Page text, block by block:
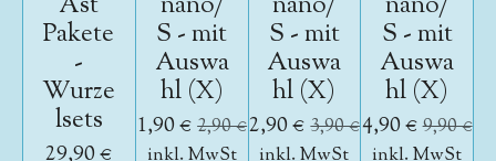
Pakete
-
Wurze
lsets
S - mit
Auswa
hl (X)
1,90 € 2,90 €
S - mit
Auswa
hl (X)
2,90 € 3,90 €
S - mit
Auswa
hl (X)
4,90 €9,90 €